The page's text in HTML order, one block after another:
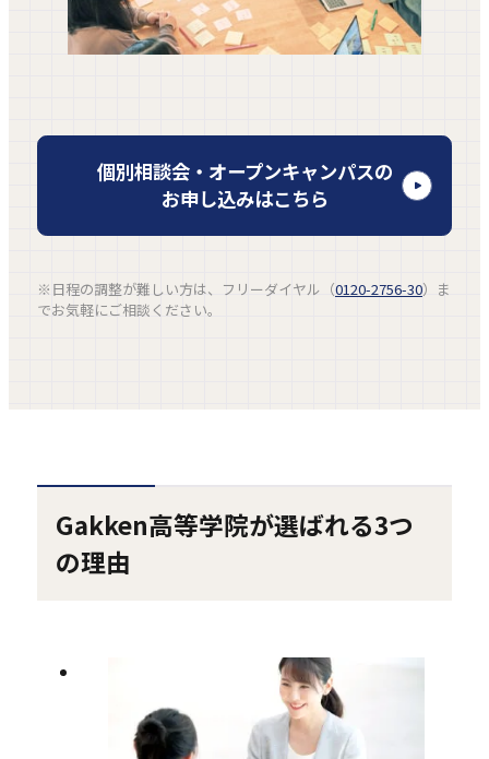
外
ト
を
開
き
ま
個別相談会・オープンキャンパスの
お申し込みはこちら
※日程の調整が難しい方は、フリーダイヤル（0120-2756-30）ま
でお気軽にご相談ください。
Gakken高等学院が選ばれる3つ
の理由